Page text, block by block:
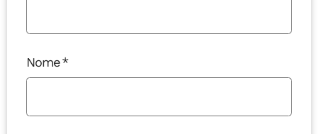
Nome